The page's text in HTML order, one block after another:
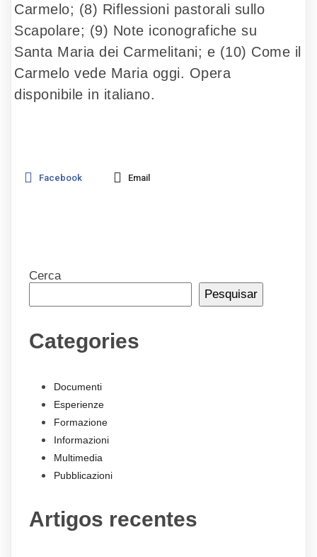
Carmelo; (8) Riflessioni pastorali sullo
Scapolare; (9) Note iconografiche su
Santa Maria dei Carmelitani; e (10) Come il
Carmelo vede Maria oggi. Opera
disponibile in italiano.
Facebook Email
Cerca
Pesquisar
Categories
Documenti
Esperienze
Formazione
Informazioni
Multimedia
Pubblicazioni
Artigos recentes